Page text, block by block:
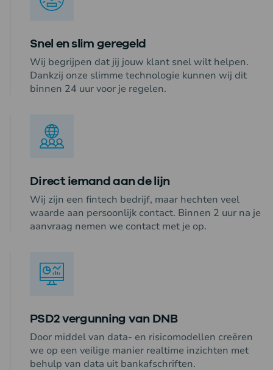
Snel en slim geregeld
Wij begrijpen dat jij jouw klant snel wilt helpen.
Dankzij onze slimme technologie kunnen wij dit
binnen 24 uur voor je regelen.
Direct iemand aan de lijn
Wij zijn een fintech bedrijf, maar hechten veel
waarde aan persoonlijk contact. Binnen 2 uur na je
aanvraag nemen we contact met je op.
PSD2 vergunning van DNB
Door middel van data- en risicomodellen creëren
we op een veilige manier realtime inzichten met
behulp van data uit bankafschriften.